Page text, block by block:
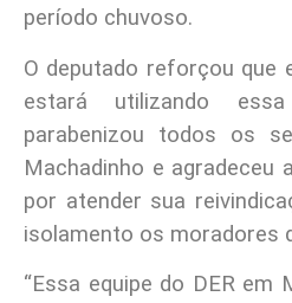
período chuvoso.
O deputado reforçou que
estará utilizando
parabenizou todos os
Machadinho e agradeceu
por atender sua
isolamento os moradores
“Essa equipe do DER em